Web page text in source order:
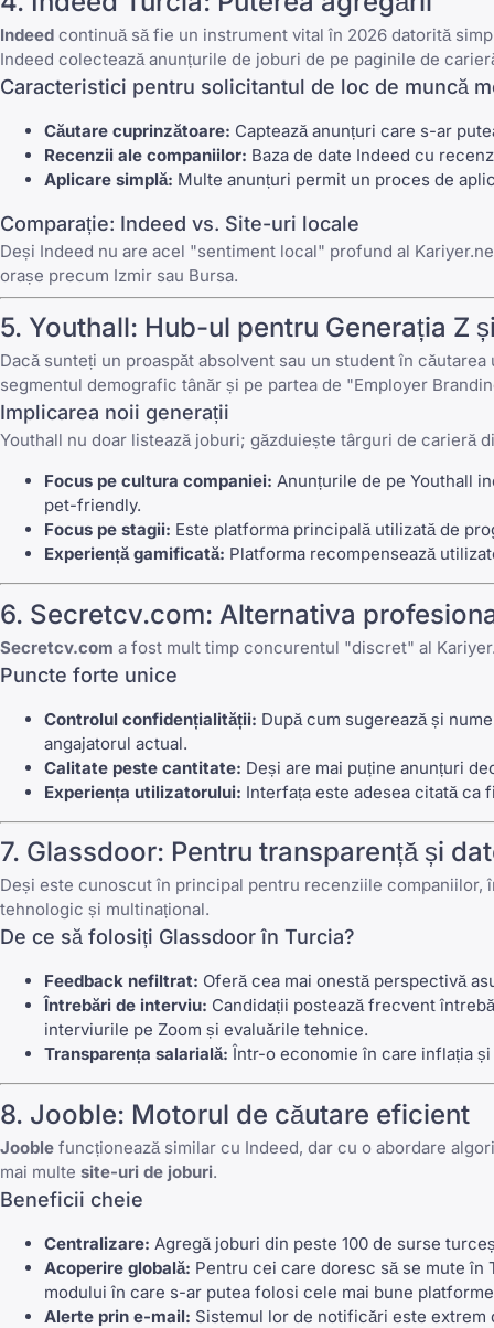
Indeed continuă să fie un instrument vital în 2026 datorită
Indeed colectează anunțurile de joburi de pe paginile de
Caracteristici pentru solicitantul de loc de muncă
Căutare cuprinzătoare: Captează anunțuri care s-ar
Recenzii ale companiilor: Baza de date Indeed cu
Aplicare simplă: Multe anunțuri permit un proces de
Comparație: Indeed vs. Site-uri locale
Deși Indeed nu are acel "sentiment local" profund al
orașe precum Izmir sau Bursa.
5. Youthall: Hub-ul pentru Generația Z
Dacă sunteți un proaspăt absolvent sau un student în
segmentul demografic tânăr și pe partea de "Employer
Implicarea noii generații
Youthall nu doar listează joburi; găzduiește târguri de carieră
Focus pe cultura companiei: Anunțurile de pe Youthall
pet-friendly.
Focus pe stagii: Este platforma principală utilizată de
Experiență gamificată: Platforma recompensează
6. Secretcv.com: Alternativa
Secretcv.com a fost mult timp concurentul "discret" al
Puncte forte unice
Controlul confidențialității: După cum sugerează și
angajatorul actual.
Calitate peste cantitate: Deși are mai puține anunțuri
Experiența utilizatorului: Interfața este adesea citată ca
7. Glassdoor: Pentru transparență și
Deși este cunoscut în principal pentru recenziile companiilor,
tehnologic și multinațional.
De ce să folosiți Glassdoor în Turcia?
Feedback nefiltrat: Oferă cea mai onestă perspectivă
Întrebări de interviu: Candidații postează frecvent
interviurile pe Zoom și evaluările tehnice.
Transparența salarială: Într-o economie în care inflația
8. Jooble: Motorul de căutare eficient
Jooble funcționează similar cu Indeed, dar cu o abordare
mai multe site-uri de joburi.
Beneficii cheie
Centralizare: Agregă joburi din peste 100 de surse
Acoperire globală: Pentru cei care doresc să se mute
modului în care s-ar putea folosi cele mai bune
Alerte prin e-mail: Sistemul lor de notificări este extrem